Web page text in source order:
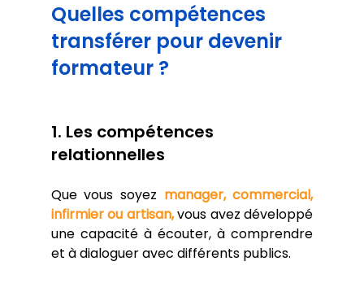
Quelles compétences
transférer pour devenir
formateur ?
1. Les compétences
relationnelles
Que vous soyez manager, commercial,
infirmier ou artisan, vous avez développé
une capacité à écouter, à comprendre
et à dialoguer avec différents publics.